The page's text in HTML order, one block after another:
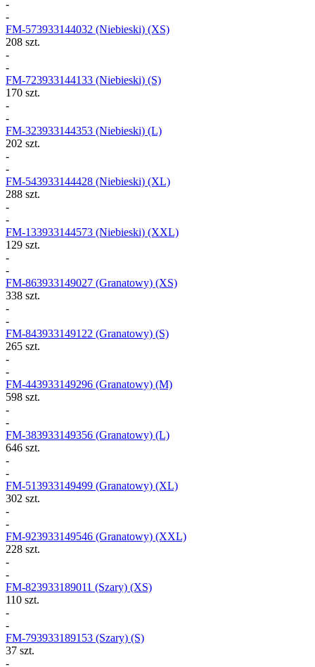
-
-
FM-573933144032 (Niebieski) (XS)
208 szt.
-
-
FM-723933144133 (Niebieski) (S)
170 szt.
-
-
FM-323933144353 (Niebieski) (L)
202 szt.
-
-
FM-543933144428 (Niebieski) (XL)
288 szt.
-
-
FM-133933144573 (Niebieski) (XXL)
129 szt.
-
-
FM-863933149027 (Granatowy) (XS)
338 szt.
-
-
FM-843933149122 (Granatowy) (S)
265 szt.
-
-
FM-443933149296 (Granatowy) (M)
598 szt.
-
-
FM-383933149356 (Granatowy) (L)
646 szt.
-
-
FM-513933149499 (Granatowy) (XL)
302 szt.
-
-
FM-923933149546 (Granatowy) (XXL)
228 szt.
-
-
FM-823933189011 (Szary) (XS)
110 szt.
-
-
FM-793933189153 (Szary) (S)
37 szt.
-